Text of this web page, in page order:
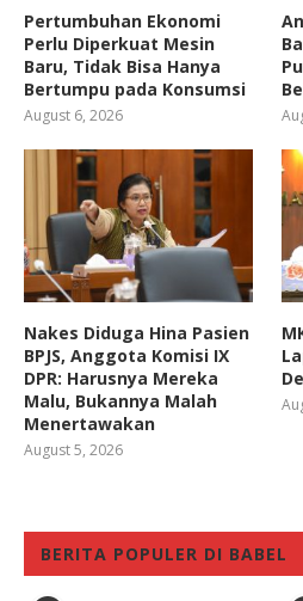
Pertumbuhan Ekonomi
Perlu Diperkuat Mesin
Baru, Tidak Bisa Hanya
Bertumpu pada Konsumsi
August 6, 2026
Nakes Diduga Hina Pasien
BPJS, Anggota Komisi IX
DPR: Harusnya Mereka
Malu, Bukannya Malah
Menertawakan
August 5, 2026
BERITA POPULER DI BABEL